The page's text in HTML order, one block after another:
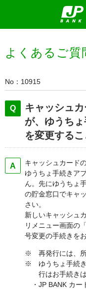
よくあるご質
No 10915
キャッシュ
が、ゆうち
を変更するこ
キャッシュカード
ゆうちょ手続きア
ん。先にゆうちょ
の貯金窓口でキャ
さい。
新しいキャッシュ
リメニュー画面の
号変更の手続きを
※ 再発行には、所
※ ゆうちょ手続き
行はお手続き
・JP BANK カ